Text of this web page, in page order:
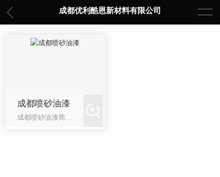
成都优利酷恩新材料有限公司
成都喷砂油漆
成都喷砂油漆简介：利用高速砂流的冲击作用清理和粗化基体表面的过程。采用压缩空气为动力，以形成高速喷射束将喷料（铜矿砂、石英砂、金刚砂、铁砂、海南砂）高速喷射到需要处理的工件表面，使工件表面的外表面的外表或形状发生变化，由于磨料对工件表面的冲击和切削作用，使工件的表面获得一定的清洁度和不同的粗糙度，使工件表面的机械性能得...